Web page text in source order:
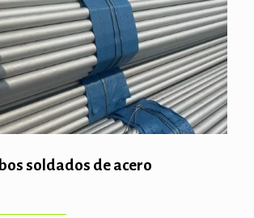
soldados de acero